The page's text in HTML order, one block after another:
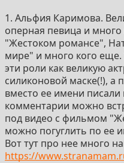
1. Альфия Каримова.
оперная певица и
"Жестоком романсе",
мире" и много кого еще.
эти роли как великую
силиконовой маске(!), а
вместо ее имени писали
комментарии можно
под видео с фильмом
можно погуглить по ее
Вот тут про нее много
https://